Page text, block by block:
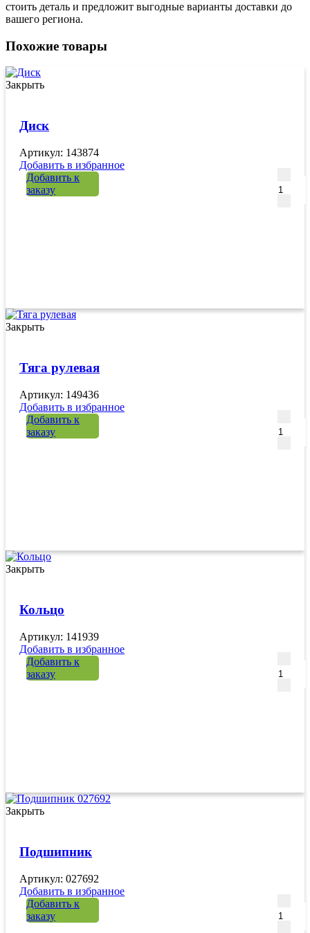
стоить деталь и предложит выгодные варианты доставки до
вашего региона.
Похожие товары
Закрыть
Диск
Артикул: 143874
Добавить в избранное
Добавить к
заказу
Закрыть
Тяга рулевая
Артикул: 149436
Добавить в избранное
Добавить к
заказу
Закрыть
Кольцо
Артикул: 141939
Добавить в избранное
Добавить к
заказу
Закрыть
Подшипник
Артикул: 027692
Добавить в избранное
Добавить к
заказу